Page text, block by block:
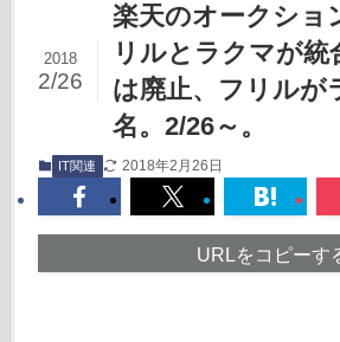
楽天のオークショ
リルとラクマが統
は廃止、フリルが
名。2/26～。
2018
2/26
IT関連 2018年2月26日
URLをコピーす